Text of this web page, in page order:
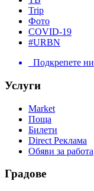
Trip
Фото
COVID-19
#URBN
Подкрепете ни
Услуги
Market
Поща
Билети
Direct Реклама
Обяви за работа
Градове